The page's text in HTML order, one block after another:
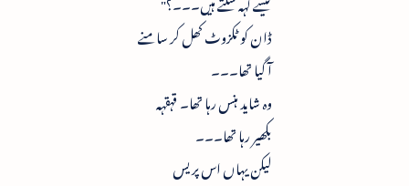
ڈان کو ٹکزوٹ کھل کر سامنے
آ گیا تھا۔۔۔
وہ شاید ہنس رہا تھا۔ قہقہہ
بکھیر رہا تھا۔۔۔
لیکن یہاں اس پریس